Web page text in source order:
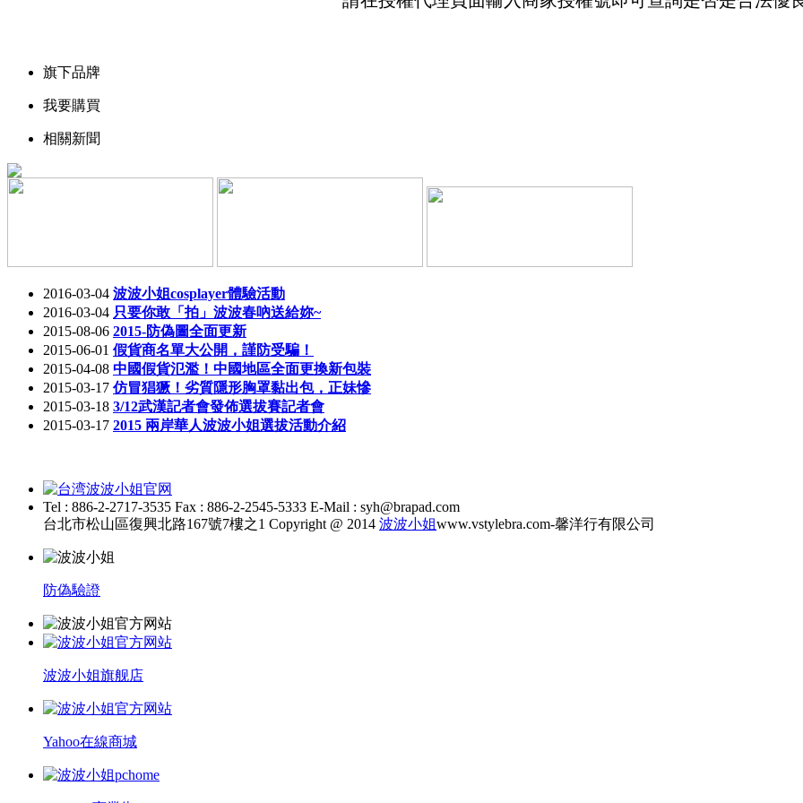
旗下品牌
我要購買
相關新聞
2016-03-04 波波小姐cosplayer體驗活動
2016-03-04 只要你敢「拍」波波春吶送給妳~
2015-08-06 2015-防偽圖全面更新
2015-06-01 假貨商名單大公開，謹防受騙！
2015-04-08 中國假貨氾濫！中國地區全面更換新包裝
2015-03-17 仿冒猖獗！劣質隱形胸罩黏出包，正妹慘
2015-03-18 3/12武漢記者會發佈選拔賽記者會
2015-03-17 2015 兩岸華人波波小姐選拔活動介紹
Tel : 886-2-2717-3535 Fax : 886-2-2545-5333 E-Mail : syh@brapad.com
台北市松山區復興北路167號7樓之1 Copyright @ 2014 波波小姐www.vstylebra.com-馨洋行有限公司
防偽驗證
波波小姐旗舰店
Yahoo在線商城